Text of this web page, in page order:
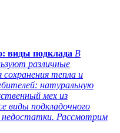
виды подклада В
различные
тепла и
натуральную
мех из
виды подкладочного
Рассмотрим